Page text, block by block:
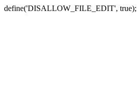
define('DISALLOW_FILE_EDIT',